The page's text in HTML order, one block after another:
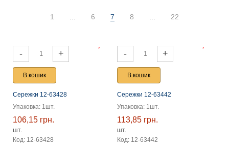
1 ... 6 7 8 ... 22
- +
В кошик
Сережки 12-63428
Упаковка: 1шт.
106,15 грн.
шт.
Код: 12-63428
- +
В кошик
Сережки 12-63442
Упаковка: 1шт.
113,85 грн.
шт.
Код: 12-63442